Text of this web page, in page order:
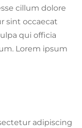
cillum dolore
sint occaecat
qui officia
Lorem ipsum
adipiscing